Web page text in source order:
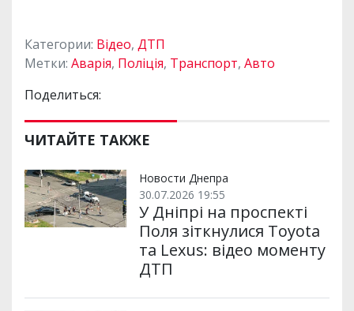
Категории: Відео, ДТП
Метки: Аварія, Поліція, Транспорт, Авто
Поделиться:
ЧИТАЙТЕ ТАКЖЕ
Новости Днепра
30.07.2026 19:55
У Дніпрі на проспекті
Поля зіткнулися Toyota
та Lexus: відео моменту
ДТП